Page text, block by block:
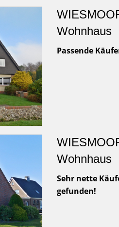
Wohnhaus
Passende
Wohnhaus
Sehr nette
gefunden!